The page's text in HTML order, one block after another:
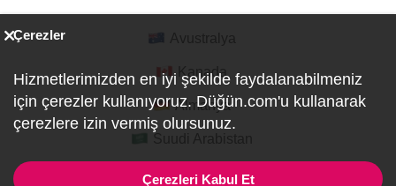
Kanada
Almanya
Çerezler
Hizmetlerimizden en iyi şekilde faydalanabilmeniz
için çerezler kullanıyoruz. Düğün.com'u kullanarak
çerezlere izin vermiş olursunuz.
Çerezleri Kabul Et